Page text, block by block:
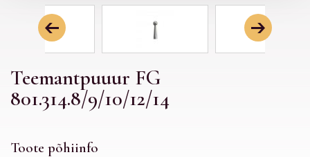
Teemantpuuur FG
801.314.8/9/10/12/14
Toote põhiinfo